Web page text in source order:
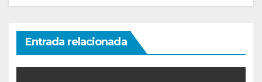
Entrada relacionada